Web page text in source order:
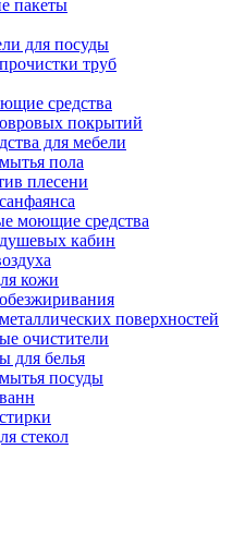
пакеты
для посуды
труб
средства
покрытий
для мебели
пола
плесени
моющие средства
кабин
кожи
поверхностей
очистители
для белья
посуды
стекол